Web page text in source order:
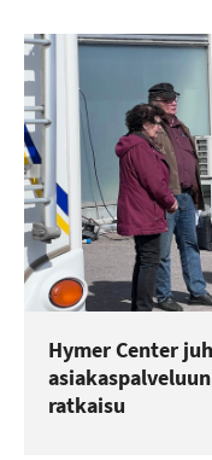
Hymer Center
ratkaisu